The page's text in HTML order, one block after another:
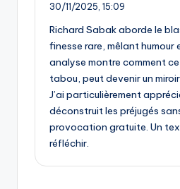
30/11/2025, 15:09
Richard Sabak aborde le
finesse rare, mêlant humour
analyse montre comment
tabou, peut devenir un
J’ai particulièrement
déconstruit les préjugés
provocation gratuite. Un
réfléchir.